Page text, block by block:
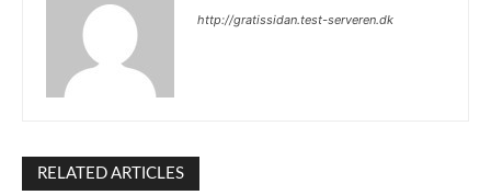
http://gratissidan.test-serveren.dk
RELATED ARTICLES